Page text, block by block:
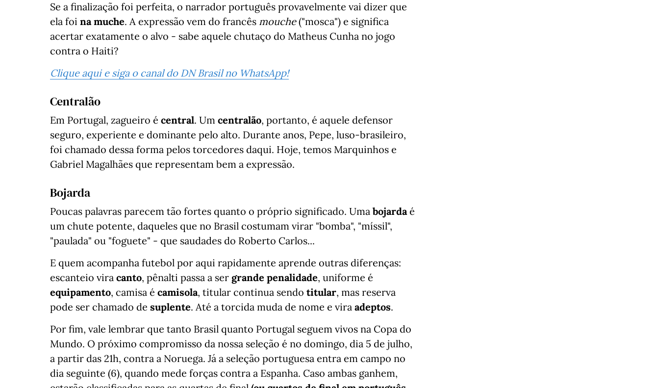
Se a finalização foi perfeita, o narrador português provavelmente vai dizer que
ela foi na muche. A expressão vem do francês mouche("mosca") e significa
acertar exatamente o alvo - sabe aquele chutaço do Matheus Cunha no jogo
contra o Haiti?
Clique aqui e siga o canal do DN Brasil no WhatsApp!
Centralão
Em Portugal, zagueiro é central. Um centralão, portanto, é aquele defensor
seguro, experiente e dominante pelo alto. Durante anos, Pepe, luso-brasileiro,
foi chamado dessa forma pelos torcedores daqui. Hoje, temos Marquinhos e
Gabriel Magalhães que representam bem a expressão.
Bojarda
Poucas palavras parecem tão fortes quanto o próprio significado. Uma bojardaé
um chute potente, daqueles que no Brasil costumam virar "bomba", "míssil",
"paulada" ou "foguete" - que saudades do Roberto Carlos...
E quem acompanha futebol por aqui rapidamente aprende outras diferenças:
escanteio vira canto, pênalti passa a ser grande penalidade, uniforme é
equipamento, camisa é camisola, titular continua sendo titular, mas reserva
pode ser chamado de suplente. Até a torcida muda de nome e vira adeptos.
Por fim, vale lembrar que tanto Brasil quanto Portugal seguem vivos na Copa do
Mundo. O próximo compromisso da nossa seleção é no domingo, dia 5 de julho,
a partir das 21h, contra a Noruega. Já a seleção portuguesa entra em campo no
dia seguinte (6), quando mede forças contra a Espanha. Caso ambas ganhem,